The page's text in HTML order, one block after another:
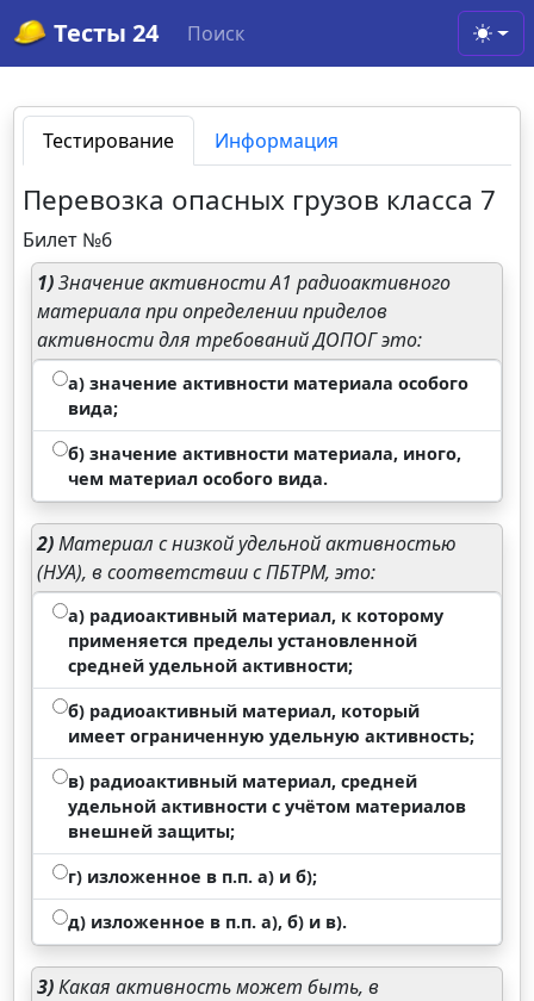
Тесты 24 Поиск
Тестирование Информация
Перевозка опасных грузов класса 7
Билет №6
1)Значение активности А1 радиоактивного
материала при определении приделов
активности для требований ДОПОГ это:
а) значение активности материала особого
вида;
б) значение активности материала, иного,
чем материал особого вида.
2)Материал с низкой удельной активностью
(НУА), в соответствии с ПБТРМ, это:
а) радиоактивный материал, к которому
применяется пределы установленной
средней удельной активности;
б) радиоактивный материал, который
имеет ограниченную удельную активность;
в) радиоактивный материал, средней
удельной активности с учётом материалов
внешней защиты;
г) изложенное в п.п. а) и б);
д) изложенное в п.п. а), б) и в).
3)Какая активность может быть, в